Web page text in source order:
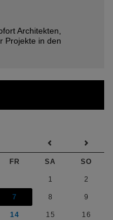
Architekten,
Projekte in den
FR SA SO
1 2
7 8 9
14 15 16